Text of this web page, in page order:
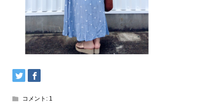
コメント: 1